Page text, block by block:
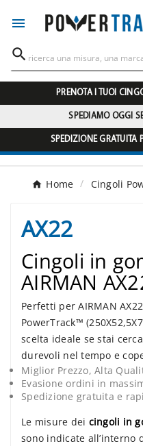


PRENOTA I TUOI
SPEDIAMO OGGI
SPEDIZIONE GRATUITA
Home Cingoli
AX22
Cingoli in
AIRMAN
Perfetti per AIRMAN
PowerTrack™
scelta ideale se stai
durevoli nel tempo e
Miglior Prezzo, Alta
Evasione ordini in
Spedizione gratuita e
Le misure dei cingoli in
sono indicate all’interno